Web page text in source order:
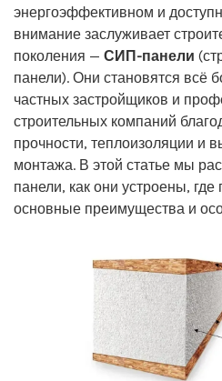
энергоэффективном и
внимание заслуживает
поколения — СИП-панели
панели). Они становятся всё
частных застройщиков и
строительных компаний
прочности, теплоизоляции и
монтажа. В этой статье мы
панели, как они устроены,
основные преимущества и